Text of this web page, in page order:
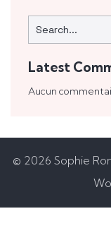
Latest
Aucun
© 2026 Sophie